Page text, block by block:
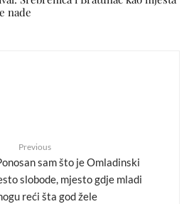
nade
Previous
sam što je Omladinski
slobode, mjesto gdje mladi
reći šta god žele